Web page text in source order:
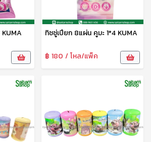
ทิชชู่เปียก 8แผ่น คูมะ 1*4 KUMA
฿ 180 / โหล/แพ็ค